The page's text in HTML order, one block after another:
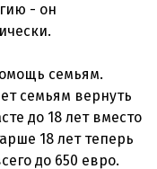
- он
семьям.
семьям вернуть
до 18 лет вместо
18 лет теперь